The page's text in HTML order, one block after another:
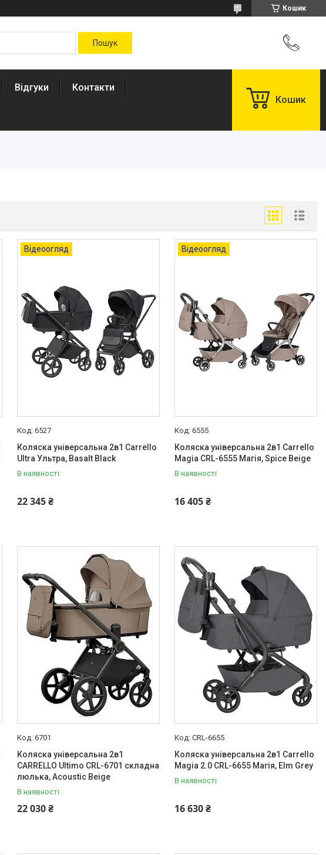
Кошик
Відгуки Контакти
Кошик
Відеоогляд
6527
Коляска універсальна 2в1 Carrello
Ultra Ультра, Basalt Black
В наявності
22 345 ₴
Відеоогляд
6555
Коляска універсальна 2в1 Carrello
Magia CRL-6555 Магія, Spice Beige
В наявності
16 405 ₴
6701
Коляска універсальна 2в1
CARRELLO Ultimo CRL-6701 складна
люлька, Acoustic Beige
В наявності
22 030 ₴
CRL-6655
Коляска універсальна 2в1 Carrello
Magia 2.0 CRL-6655 Магія, Elm Grey
В наявності
16 630 ₴